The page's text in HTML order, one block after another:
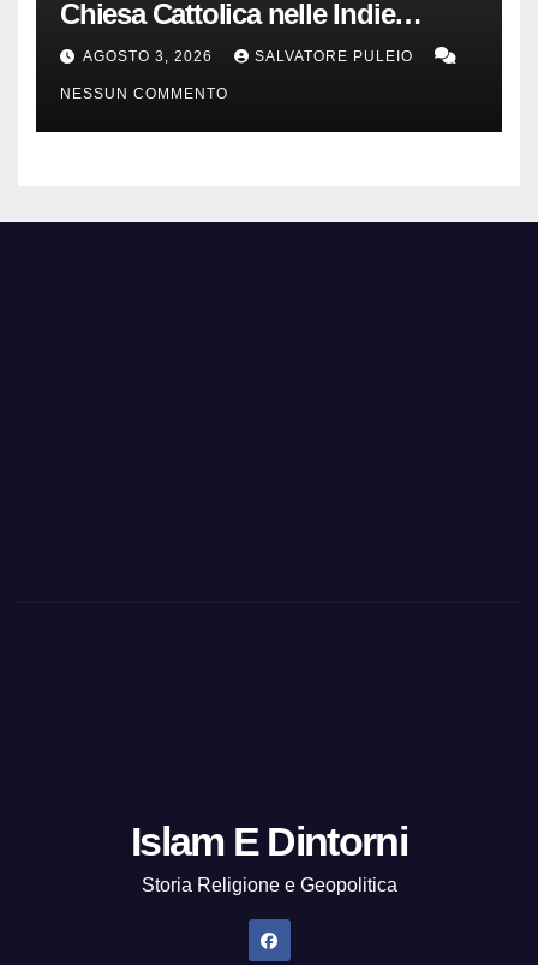
Chiesa Cattolica nelle Indie
Orientali Olandesi
AGOSTO 3, 2026 SALVATORE PULEIO
NESSUN COMMENTO
Islam E Dintorni
Storia Religione e Geopolitica